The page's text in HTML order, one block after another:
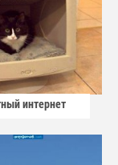
интернет